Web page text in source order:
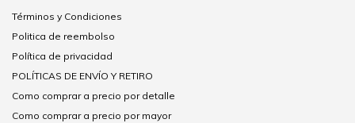
Términos y Condiciones
Politica de reembolso
Política de privacidad
POLÍTICAS DE ENVÍO Y RETIRO
Como comprar a precio por detalle
Como comprar a precio por mayor